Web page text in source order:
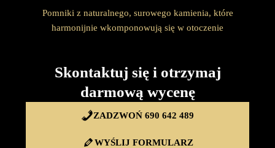
Pomniki z naturalnego, surowego kamienia, które
harmonijnie wkomponowują się w otoczenie
Skontaktuj się i otrzymaj
darmową wycenę
ZADZWOŃ 690 642 489
WYŚLIJ FORMULARZ